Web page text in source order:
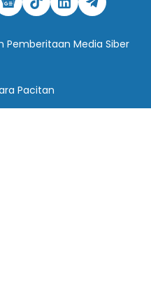
Pemberitaan Media Siber
Pacitan